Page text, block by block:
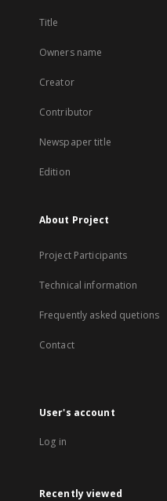
Title
Owners name
Creator
Contributor
Newspaper title
Edition
About Project
Project Participants
Technical information
Frequently asked quetions
Contact
User's account
Log in
Recently viewed